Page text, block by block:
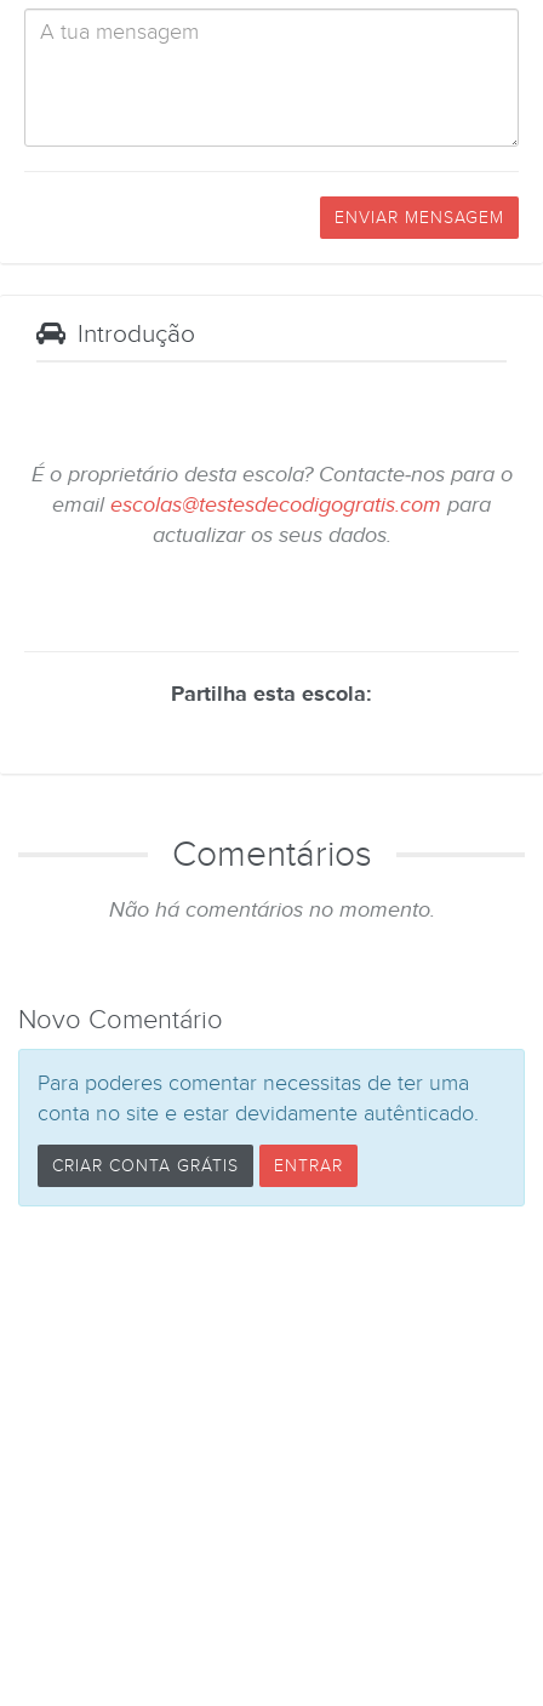
ENVIAR MENSAGEM
Introdução
É o proprietário desta escola? Contacte-nos para o
emailescolas@testesdecodigogratis.com para
actualizar os seus dados.
Partilha esta escola:
Comentários
Não há comentários no momento.
Novo Comentário
Para poderes comentar necessitas de ter uma
conta no site e estar devidamente autênticado.
CRIAR CONTA GRÁTIS ENTRAR